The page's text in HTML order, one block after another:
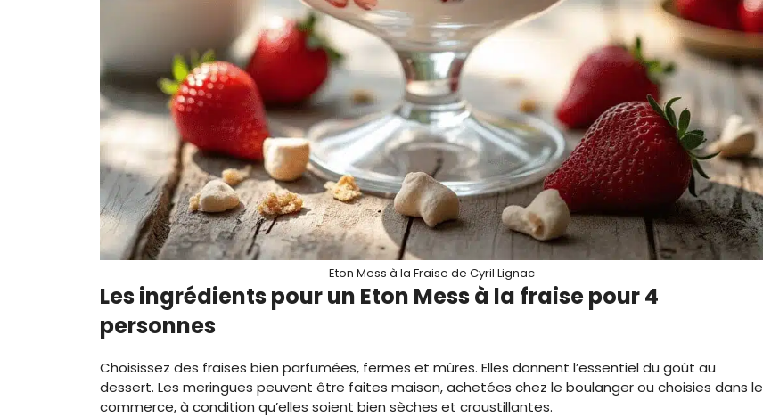
Eton Mess à la Fraise de Cyril Lignac
Les ingrédients pour un Eton Mess à la fraise pour 4
personnes
Choisissez des fraises bien parfumées, fermes et mûres. Elles donnent l’essentiel du goût au
dessert. Les meringues peuvent être faites maison, achetées chez le boulanger ou choisies dans le
commerce, à condition qu’elles soient bien sèches et croustillantes.